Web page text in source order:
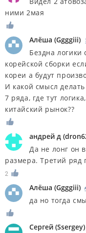
ними 2мая
Алёша (Ggggiii)
Бездна логики
корейской сборки
кореи а будут
И какой смысл
7 ряда, где тут
китайский рынок??
андрей д (
Да не лонг он
размера. Третий ряд
2
Алёша (Ggggiii)
да но тогда
Сергей (Ssergey)